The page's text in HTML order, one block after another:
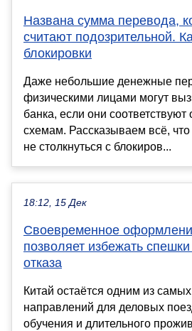
Названа сумма перевода,
считают подозрительной.
блокировки
Даже небольшие денежные
физическими лицами могут
банка, если они
схемам. Рассказываем всё,
не столкнуться с блокиров...
18:12, 15 Дек
Своевременное
позволяет избежать спешки
отказа
Китай остаётся одним из
направлений для деловых
обучения и длительного